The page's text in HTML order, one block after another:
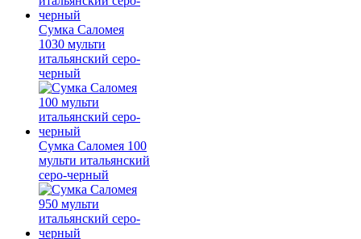
Сумка Саломея
1030 мульти
итальянский серо-
черный
Сумка Саломея 100
мульти итальянский
серо-черный